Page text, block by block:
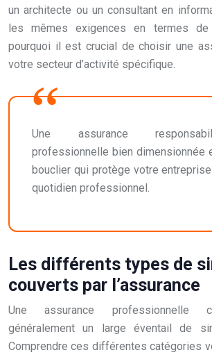
un architecte ou un consultant en
les mêmes exigences en termes de
pourquoi il est crucial de choisir une
votre secteur d’activité spécifique.
Une assurance
professionnelle bien dimensionnée
bouclier qui protège votre
quotidien professionnel.
Les différents types de
couverts par l’assurance
Une assurance professionnelle
généralement un large éventail de
Comprendre ces différentes catégories